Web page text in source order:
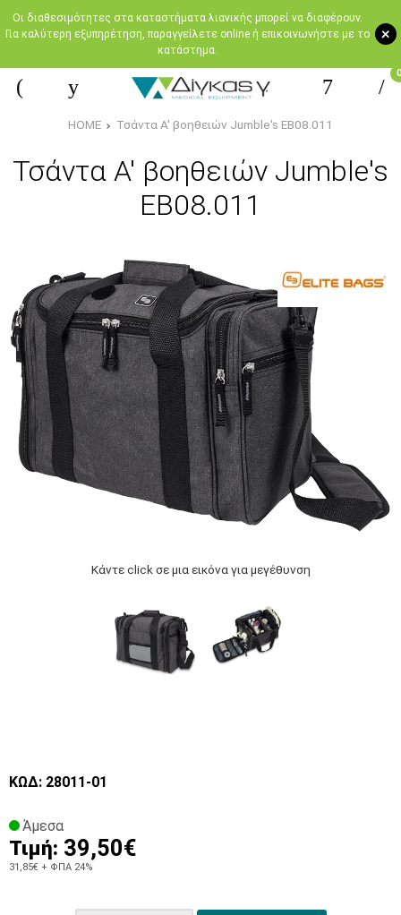
+
Oι διαθεσιμότητες στα καταστήματα λιανικής μπορεί να διαφέρουν.
Για καλύτερη εξυπηρέτηση, παραγγείλετε online ή επικοινωνήστε με το
κατάστημα.
0
HOME Τσάντα Α' βοηθειών Jumble's EB08.011
Τσάντα Α' βοηθειών Jumble's
EB08.011
Κάντε click σε μια εικόνα για μεγέθυνση
ΚΩΔ: 28011-01
Άμεσα
Τιμή: 39,50€
31,85€ + ΦΠΑ 24%